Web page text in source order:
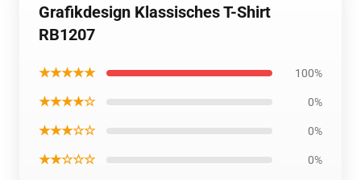
Grafikdesign Klassisches T-Shirt
RB1207
★★★★★ 100%
★★★★☆ 0%
★★★☆☆ 0%
★★☆☆☆ 0%